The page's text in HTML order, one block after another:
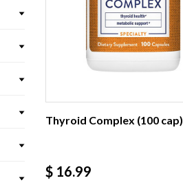
Thyroid Complex (100 cap)
Precio
$ 16.99